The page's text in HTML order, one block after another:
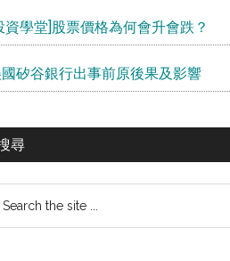
資學堂]股票價格為何會升會跌？
矽谷銀行出事前原後果及影響
尋